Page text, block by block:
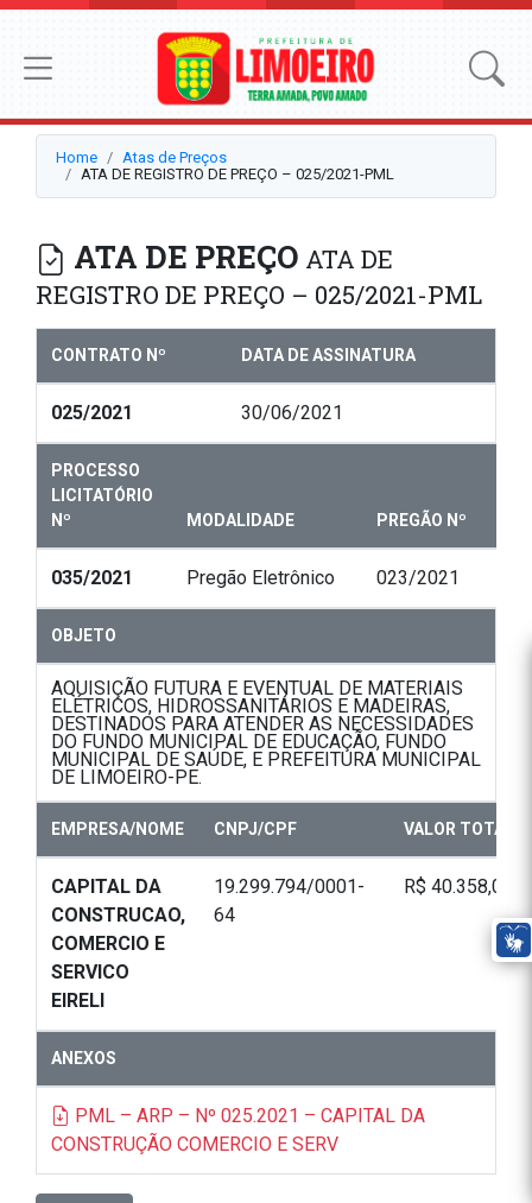
Home
Atas de Preços
ATA DE REGISTRO DE PREÇO – 025/2021-PML
ATA DE PREÇO ATA DE
REGISTRO DE PREÇO – 025/2021-PML
CONTRATO Nº DATA DE ASSINATURA
025/2021 30/06/2021
PROCESSO
LICITATÓRIO
Nº
MODALIDADE PREGÃO Nº
035/2021 Pregão Eletrônico 023/2021
OBJETO
AQUISIÇÃO FUTURA E EVENTUAL DE MATERIAIS
ELÉTRICOS, HIDROSSANITÁRIOS E MADEIRAS,
DESTINADOS PARA ATENDER AS NECESSIDADES
DO FUNDO MUNICIPAL DE EDUCAÇÃO, FUNDO
MUNICIPAL DE SAÚDE, E PREFEITURA MUNICIPAL
DE LIMOEIRO-PE.
EMPRESA/NOME CNPJ/CPF VALOR TOTAL
CAPITAL DA
CONSTRUCAO,
COMERCIO E
SERVICO
EIRELI
19.299.794/0001-
64
R$ 40.358,00
ANEXOS
PML – ARP – Nº 025.2021 – CAPITAL DA
CONSTRUÇÃO COMERCIO E SERV